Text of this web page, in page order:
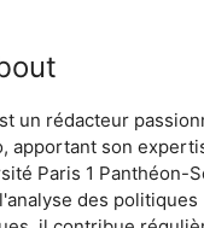
un rédacteur
apportant son
Paris 1 Panthéon-
des politiques